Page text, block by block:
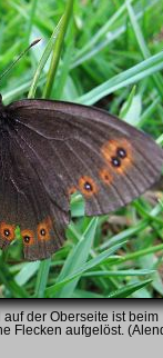
der Oberseite ist beim
Flecken aufgelöst.